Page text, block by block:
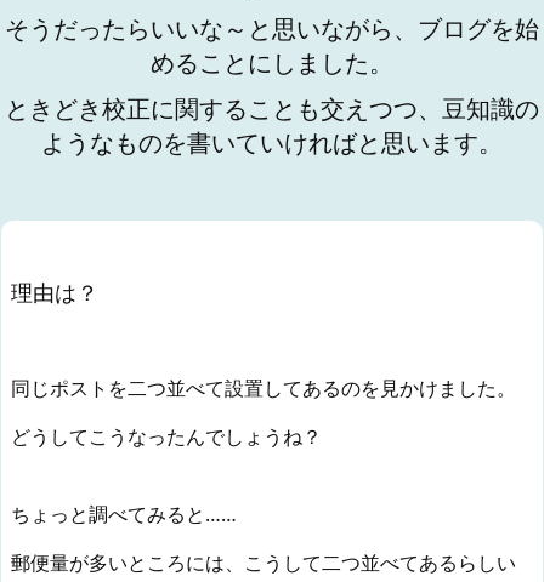
そうだったらいいな～と思いながら、ブログを始
めることにしました。
ときどき校正に関することも交えつつ、豆知識の
ようなものを書いていければと思います。
理由は？
同じポストを二つ並べて設置してあるのを見かけました。
どうしてこうなったんでしょうね？
ちょっと調べてみると……
郵便量が多いところには、こうして二つ並べてあるらしい